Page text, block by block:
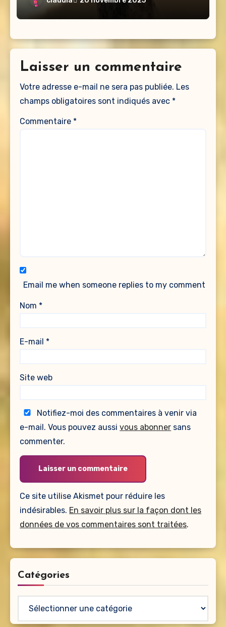
Laisser un commentaire
Votre adresse e-mail ne sera pas publiée. Les
champs obligatoires sont indiqués avec *
Commentaire *
Email me when someone replies to my comment
Nom *
E-mail *
Site web
Notifiez-moi des commentaires à venir via
e-mail. Vous pouvez aussivous abonner sans
commenter.
Ce site utilise Akismet pour réduire les
indésirables. En savoir plus sur la façon dont les
données de vos commentaires sont traitées.
Catégories